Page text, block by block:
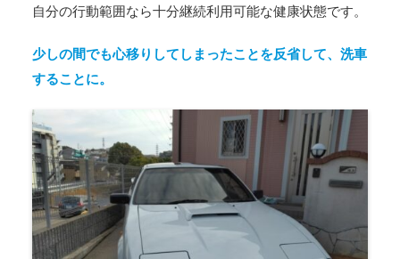
自分の行動範囲なら十分継続利用可能な健康状態です。
少しの間でも心移りしてしまったことを反省して、洗車
することに。